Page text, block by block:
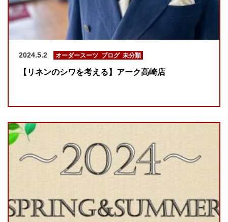
2024.5.2 オーダースーツ, ブログ, 未分類
【リネンのシワを考える】アーク高崎店